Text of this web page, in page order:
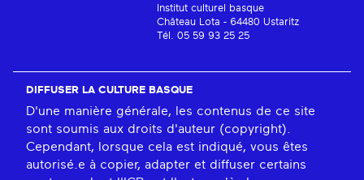
Institut culturel basque
Château Lota - 64480 Ustaritz
Tél. 05 59 93 25 25
DIFFUSER LA CULTURE BASQUE
D'une manière générale, les contenus de ce site
sont soumis aux droits d'auteur (copyright).
Cependant, lorsque cela est indiqué, vous êtes
autorisé.e à copier, adapter et diffuser certains